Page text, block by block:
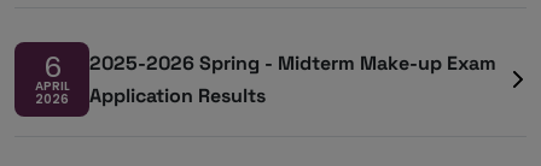
6
APRIL
2026
2025-2026 Spring - Midterm Make-up Exam
Application Results